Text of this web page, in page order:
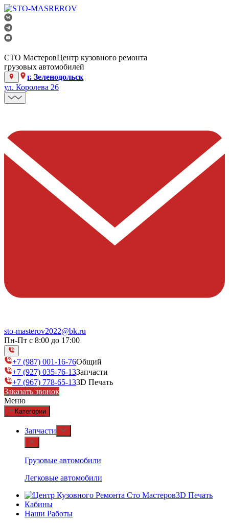
СТО МастеровЦентр кузовного ремонта
грузовых автомобилей
г. Зеленодольск
ул. Королева 26
sto-masterov2022@bk.ru
Пн-Пт с 8:00 до 17:00
+7 (987) 001-16-76Общий
+7 (927) 035-76-13Запчасти
+7 (967) 778-65-133D Печать
Заказать звонок
Меню
Категории
Запчасти
Грузовые автомобили
Легковые автомобили
3D Печать
Кабины
Наши Работы